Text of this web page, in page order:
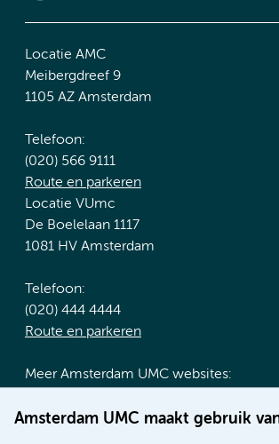
Amsterdam UMC maakt gebruik
Locatie AMC
Meibergdreef 9
1105 AZ Amsterdam
Telefoon:
(020) 566 9111
Route en parkeren
Locatie VUmc
De Boelelaan 1117
1081 HV Amsterdam
Telefoon:
(020) 444 4444
Route en parkeren
Meer Amsterdam UMC websites:
Werken bij Amsterdam UMC